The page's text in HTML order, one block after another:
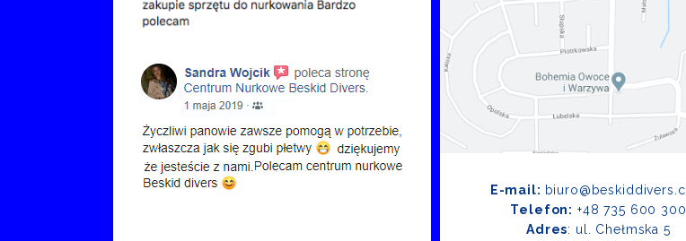
E-mail:
Telefon: +48 735 600 300
Adres: ul. Chełmska 5